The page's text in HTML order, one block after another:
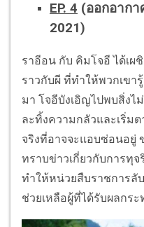
EP. 4 (ออกอาก
2021)
ราอีอน กับ คิมโจอี ได้เ
ราวกับผี ที่ทำให้พวกเขา
มา โจอีบังเอิญไปพบสิ่งไ
ละทิ้งความกลัวและเริ่ม
จริงที่อาจจะแอบซ่อนอยู่
ทราบข่าวเกี่ยวกับการทุ
ทำให้หน่วยสืบราชการลั
ช่วยเหลือผู้ที่ได้รับผลกร